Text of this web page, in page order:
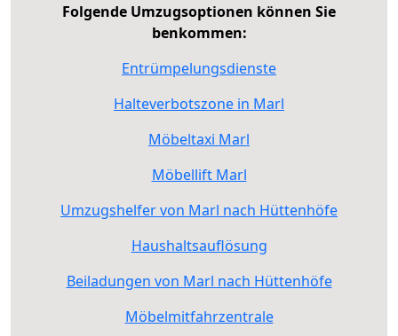
Folgende Umzugsoptionen können Sie
benkommen:
Entrümpelungsdienste
Halteverbotszone in Marl
Möbeltaxi Marl
Möbellift Marl
Umzugshelfer von Marl nach Hüttenhöfe
Haushaltsauflösung
Beiladungen von Marl nach Hüttenhöfe
Möbelmitfahrzentrale